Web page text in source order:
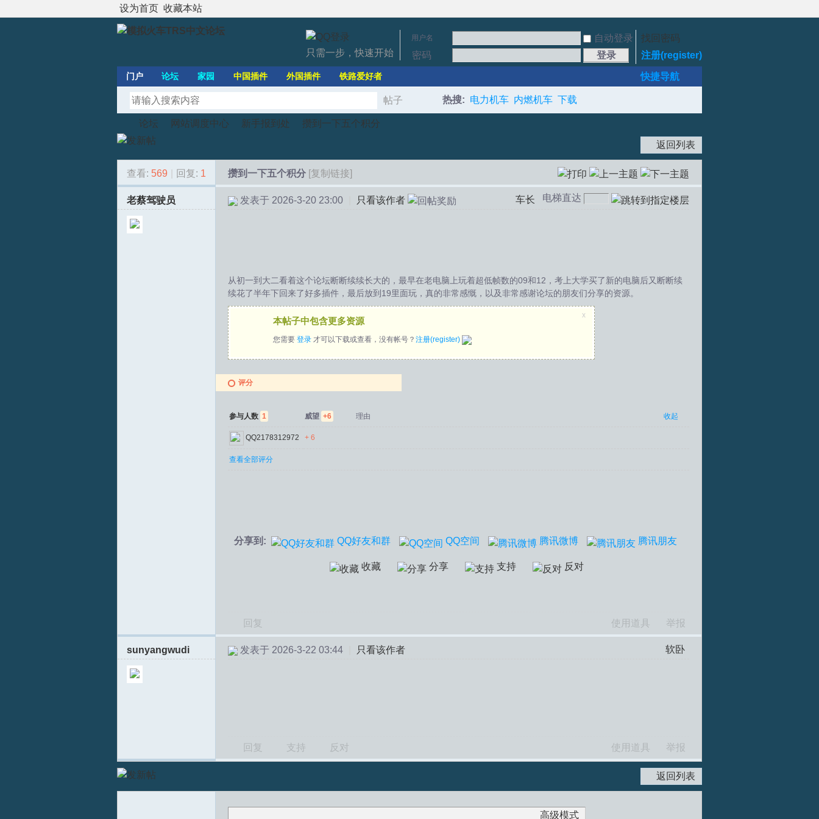
设为首页 收藏本站
用户名 自动登录
找回密码
密码
登录 注册(register)
只需一步，快速开始
快捷导航
门户 论坛 家园 中国插件 外国插件 铁路爱好者
帖子
热搜: 电力机车 内燃机车 下载
T
»
论坛
›
网站调度中心
›
新手报到处
›
攒到一下五个积分
返回列表
查看: 569 回复: 1 攒到一下五个积分 [复制链接]
老蔡驾驶员 电梯直达
车长
发表于 2026-3-20 23:00 只看该作者
从初一到大二看着这个论坛断断续续长大的，最早在老电脑上玩着超低帧数的09和12，考上大学买了新的电脑后又断断续
续花了半年下回来了好多插件，最后放到19里面玩，真的非常感慨，以及非常感谢论坛的朋友们分享的资源。
本帖子中包含更多资源
您需要 登录 才可以下载或查看，没有帐号？ 注册(register)
x
评分
参与人数 1 威望 +6 收起
理由
QQ2178312972 + 6
查看全部评分
分享到: QQ好友和群 QQ空间 腾讯微博 腾讯朋友
收藏 分享 支持 反对
回复 使用道具 举报
sunyangwudi 软卧
发表于 2026-3-22 03:44 只看该作者
回复 支持 反对 使用道具 举报
返回列表
高级模式